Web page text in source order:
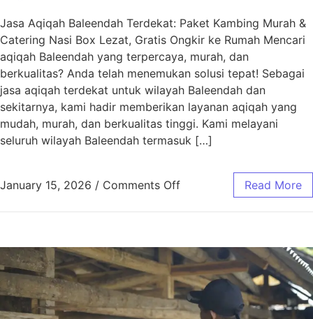
Jasa Aqiqah Baleendah Terdekat: Paket Kambing Murah &
Catering Nasi Box Lezat, Gratis Ongkir ke Rumah Mencari
aqiqah Baleendah yang terpercaya, murah, dan
berkualitas? Anda telah menemukan solusi tepat! Sebagai
jasa aqiqah terdekat untuk wilayah Baleendah dan
sekitarnya, kami hadir memberikan layanan aqiqah yang
mudah, murah, dan berkualitas tinggi. Kami melayani
seluruh wilayah Baleendah termasuk […]
January 15, 2026 / Comments Off Read More